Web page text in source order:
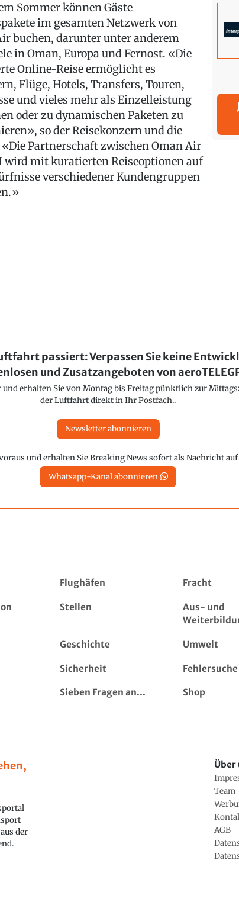
Sommer können Gäste
im gesamten Netzwerk von
buchen, darunter unter anderem
in Oman, Europa und Fernost. «Die
Online-Reise ermöglicht es
Flüge, Hotels, Transfers, Touren,
und vieles mehr als Einzelleistung
oder zu dynamischen Paketen zu
so der Reisekonzern und die
Partnerschaft zwischen Oman Air
wird mit kuratierten Reiseoptionen auf
verschiedener Kundengruppen
passiert: Verpassen Sie keine
und Zusatzangeboten von
erhalten Sie von Montag bis Freitag pünktlich zur
der Luftfahrt direkt in Ihr Postfach..
Newsletter abonnieren
und erhalten Sie Breaking News sofort als Nachricht
Whatsapp-Kanal abonnieren
Flughäfen Fracht
Stellen
Aus- und
Geschichte Umwelt
Sicherheit Fehlersuche
Sieben Fragen an... Shop
der
Über
Team
AGB